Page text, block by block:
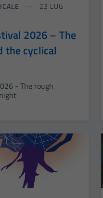
23 LUG
2026 – The
the cyclical
- The rough